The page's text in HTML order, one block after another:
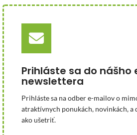
Prihláste sa do nášho
newslettera
Prihláste sa na odber e-mailov o
atraktívnych ponukách, novinkách, a
ako ušetriť.